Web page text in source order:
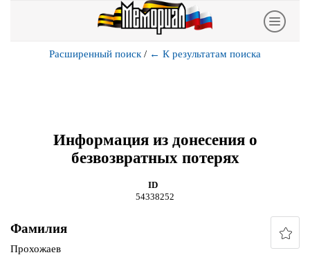
Расширенный поиск / ← К результатам поиска
Информация из донесения о
безвозвратных потерях
ID
54338252
Фамилия
Прохожаев